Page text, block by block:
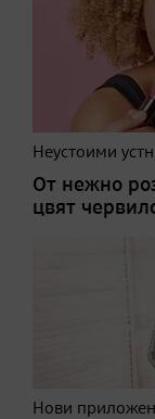
Неустоими
От нежно
цвят
Нови